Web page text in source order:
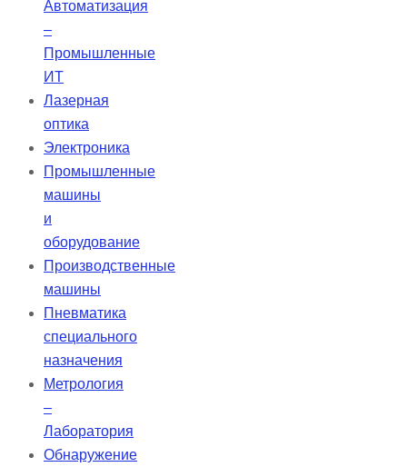
Автоматизация
–
Промышленные
ИТ
Лазерная
оптика
Электроника
Промышленные
машины
и
оборудование
Производственные
машины
Пневматика
специального
назначения
Метрология
–
Лаборатория
Обнаружение